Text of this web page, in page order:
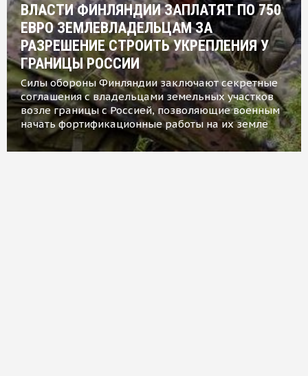
ВЛАСТИ ФИНЛЯНДИИ ЗАПЛАТЯТ ПО 750
ЕВРО ЗЕМЛЕВЛАДЕЛЬЦАМ ЗА
РАЗРЕШЕНИЕ СТРОИТЬ УКРЕПЛЕНИЯ У
ГРАНИЦЫ РОССИИ
Силы обороны Финляндии заключают секретные
соглашения с владельцами земельных участков
возле границы с Россией, позволяющие военным
начать фортификационные работы на их земле